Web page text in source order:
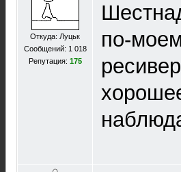
Откуда: Луцьк
Сообщений: 1 018
Репутация: 175
по-